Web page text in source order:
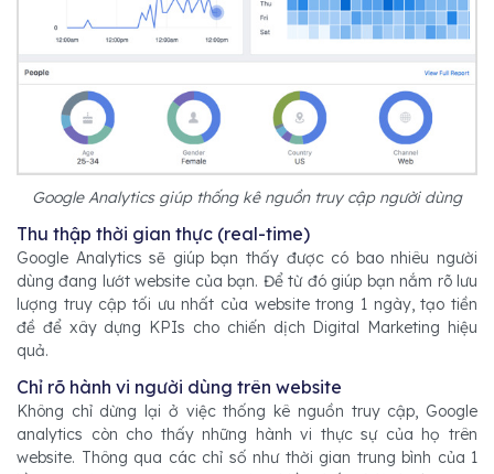
Google Analytics giúp thống kê nguồn truy cập người dùng
Thu thập thời gian thực (real-time)
Google Analytics sẽ giúp bạn thấy được có bao nhiêu người
dùng đang lướt website của bạn. Để từ đó giúp bạn nắm rõ lưu
lượng truy cập tối ưu nhất của website trong 1 ngày, tạo tiền
đề để xây dựng KPIs cho chiến dịch Digital Marketing hiệu
quả.
Chỉ rõ hành vi người dùng trên website
Không chỉ dừng lại ở việc thống kê nguồn truy cập, Google
analytics còn cho thấy những hành vi thực sự của họ trên
website. Thông qua các chỉ số như thời gian trung bình của 1